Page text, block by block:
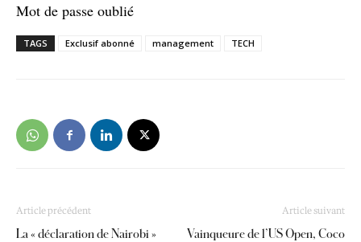
Mot de passe oublié
TAGS Exclusif abonné management TECH
Article précédent
La « déclaration de Nairobi »
Article suivant
Vainqueure de l’US Open, Coco